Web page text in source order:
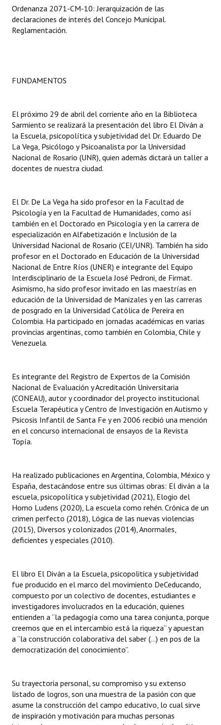
DOCUMENTOS
Dictámenes Asesoría Letrada
Informes de Unidad Coordinadora
Ejecución Presupuestaria
Actas de Audiencias Públicas
Comunicaciones
Declaraciones
Resoluciones
Resoluciones de Presidencia
INSTITUCIONAL
Antiguos Pobladores
Noticias Destacadas
Datos Históricos
Premio al Mérito - Registro
Audiencias Públicas - Registro
Mujeres que Dejaron Huellas - Registro
Ciudadano Ilustre - Registro
Banca del Vecino - Registro
Huéspedes de Honor - Registro
Antiguos Pobladores - Registro
Bariloche, Municipio intercultural
Entrega de distinciones
REFORMA DE LA CARTA ORGÁNICA
Ordenanza 2071-CM-10: Jerarquización de las
declaraciones de interés del Concejo Municipal.
Reglamentación.
FUNDAMENTOS
El próximo 29 de abril del corriente año en la Biblioteca
Sarmiento se realizará la presentación del libro El Diván a
la Escuela, psicopolítica y subjetividad del Dr. Eduardo De
La Vega, Psicólogo y Psicoanalista por la Universidad
Nacional de Rosario (UNR), quien además dictará un taller a
docentes de nuestra ciudad.
El Dr. De La Vega ha sido profesor en la Facultad de
Psicología y en la Facultad de Humanidades, como así
también en el Doctorado en Psicología y en la carrera de
especialización en Alfabetización e Inclusión de la
Universidad Nacional de Rosario (CEI/UNR). También ha sido
profesor en el Doctorado en Educación de la Universidad
Nacional de Entre Ríos (UNER) e integrante del Equipo
Interdisciplinario de la Escuela José Pedroni, de Firmat.
Asimismo, ha sido profesor invitado en las maestrías en
educación de la Universidad de Manizales y en las carreras
de posgrado en la Universidad Católica de Pereira en
Colombia. Ha participado en jornadas académicas en varias
provincias argentinas, como también en Colombia, Chile y
Venezuela.
Es integrante del Registro de Expertos de la Comisión
Nacional de Evaluación y Acreditación Universitaria
(CONEAU), autor y coordinador del proyecto institucional
Escuela Terapéutica y Centro de Investigación en Autismo y
Psicosis Infantil de Santa Fe y en 2006 recibió una mención
en el concurso internacional de ensayos de la Revista
Topía.
Ha realizado publicaciones en Argentina, Colombia, México y
España, destacándose entre sus últimas obras: El diván a la
escuela, psicopolítica y subjetividad (2021), Elogio del
Homo Ludens (2020), La escuela como rehén. Crónica de un
crimen perfecto (2018), Lógica de las nuevas violencias
(2015), Diversos y colonizados (2014), Anormales,
deficientes y especiales (2010).
El libro El Diván a la Escuela, psicopolitica y subjetividad
fue producido en el marco del movimiento DeCeducando,
compuesto por un colectivo de docentes, estudiantes e
investigadores involucrados en la educación, quienes
entienden a “la pedagogía como una tarea conjunta, porque
creemos que en el intercambio está la riqueza” y apuestan
a “la construcción colaborativa del saber (...) en pos de la
democratización del conocimiento”.
Su trayectoria personal, su compromiso y su extenso
listado de logros, son una muestra de la pasión con que
asume la construcción del campo educativo, lo cual sirve
de inspiración y motivación para muchas personas